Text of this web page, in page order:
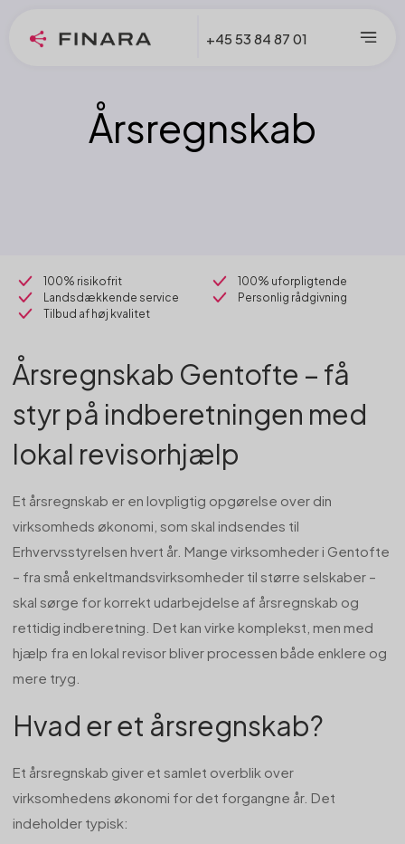
+45 53 84 87 01
Årsregnskab
100% risikofrit
100% uforpligtende
Landsdækkende service
Personlig rådgivning
Tilbud af høj kvalitet
Årsregnskab Gentofte – få
styr på indberetningen med
lokal revisorhjælp
Et årsregnskab er en lovpligtig opgørelse over din
virksomheds økonomi, som skal indsendes til
Erhvervsstyrelsen hvert år. Mange virksomheder i Gentofte
– fra små enkeltmandsvirksomheder til større selskaber –
skal sørge for korrekt udarbejdelse af årsregnskab og
rettidig indberetning. Det kan virke komplekst, men med
hjælp fra en lokal revisor bliver processen både enklere og
mere tryg.
Hvad er et årsregnskab?
Et årsregnskab giver et samlet overblik over
virksomhedens økonomi for det forgangne år. Det
indeholder typisk: